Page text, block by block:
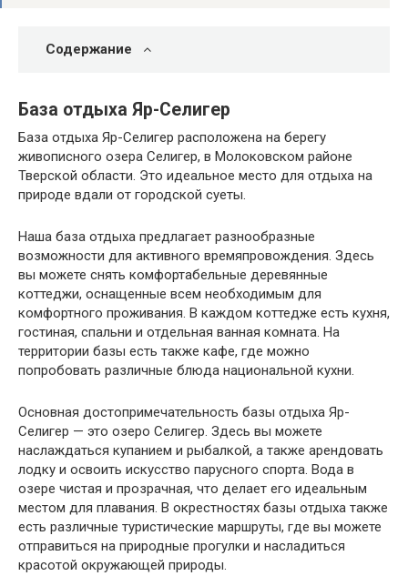
Содержание
База отдыха Яр-Селигер
База отдыха Яр-Селигер расположена на берегу
живописного озера Селигер, в Молоковском районе
Тверской области. Это идеальное место для отдыха на
природе вдали от городской суеты.
Наша база отдыха предлагает разнообразные
возможности для активного времяпровождения. Здесь
вы можете снять комфортабельные деревянные
коттеджи, оснащенные всем необходимым для
комфортного проживания. В каждом коттедже есть кухня,
гостиная, спальни и отдельная ванная комната. На
территории базы есть также кафе, где можно
попробовать различные блюда национальной кухни.
Основная достопримечательность базы отдыха Яр-
Селигер — это озеро Селигер. Здесь вы можете
наслаждаться купанием и рыбалкой, а также арендовать
лодку и освоить искусство парусного спорта. Вода в
озере чистая и прозрачная, что делает его идеальным
местом для плавания. В окрестностях базы отдыха также
есть различные туристические маршруты, где вы можете
отправиться на природные прогулки и насладиться
красотой окружающей природы.